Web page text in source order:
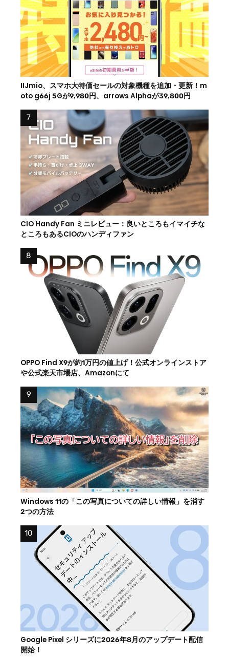
IIJmio、スマホ大特価セールの対象機種を追加・更新！m
oto g66j 5Gが9,980円、arrows Alphaが39,800円
CIO Handy Fan ミニレビュー：良いところもイマイチな
ところもあるCIOのハンディファン
OPPO Find X9が約1万円の値上げ！公式オンラインストア
や公式楽天市場店、Amazonにて
Windows 11の「この写真についての詳しい情報」を消す
2つの方法
Google Pixel シリーズに2026年8月のアップデート配信
開始！